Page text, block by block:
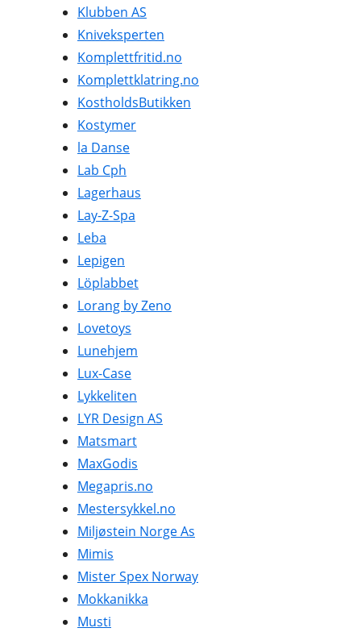
Klubben AS
Kniveksperten
Komplettfritid.no
Komplettklatring.no
KostholdsButikken
Kostymer
la Danse
Lab Cph
Lagerhaus
Lay-Z-Spa
Leba
Lepigen
Löplabbet
Lorang by Zeno
Lovetoys
Lunehjem
Lux-Case
Lykkeliten
LYR Design AS
Matsmart
MaxGodis
Megapris.no
Mestersykkel.no
Miljøstein Norge As
Mimis
Mister Spex Norway
Mokkanikka
Musti